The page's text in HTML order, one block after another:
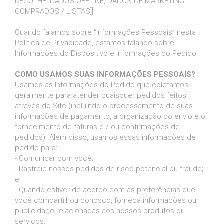
COMPRADOS / LISTAS]]
Quando falamos sobre “Informações Pessoais” nesta
Política de Privacidade, estamos falando sobre
Informações do Dispositivo e Informações do Pedido.
COMO USAMOS SUAS INFORMAÇÕES PESSOAIS?
Usamos as Informações do Pedido que coletamos
geralmente para atender quaisquer pedidos feitos
através do Site (incluindo o processamento de suas
informações de pagamento, a organização do envio e o
fornecimento de faturas e / ou confirmações de
pedidos). Além disso, usamos essas informações de
pedido para:
- Comunicar com você;
- Rastreie nossos pedidos de risco potencial ou fraude;
e
- Quando estiver de acordo com as preferências que
você compartilhou conosco, forneça informações ou
publicidade relacionadas aos nossos produtos ou
serviços.